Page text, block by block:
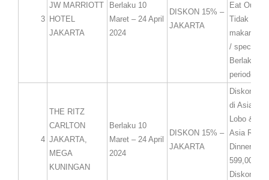
3
JW MARRIOTT
HOTEL
JAKARTA
Berlaku 10
Maret – 24 April
2024
DISKON 15% –
JAKARTA
Eat Out.
Tidak
makan
/ special
Berlaku
periode
4
THE RITZ
CARLTON
JAKARTA,
MEGA
KUNINGAN
Berlaku 10
Maret – 24 April
2024
DISKON 15% –
JAKARTA
Diskon
di Asia
Lobo &
Asia
Dinner
599,000++
Diskon